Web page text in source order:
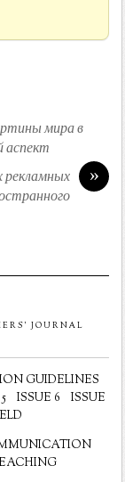
мира в
аспект
»
рекламных
JOURNAL
GUIDELINES
ISSUE 6
ISSUE